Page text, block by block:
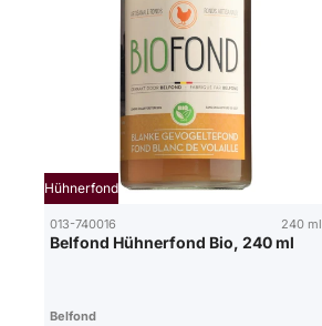
Hühnerfond
013-740016 240 ml
Belfond Hühnerfond Bio, 240 ml
Belfond